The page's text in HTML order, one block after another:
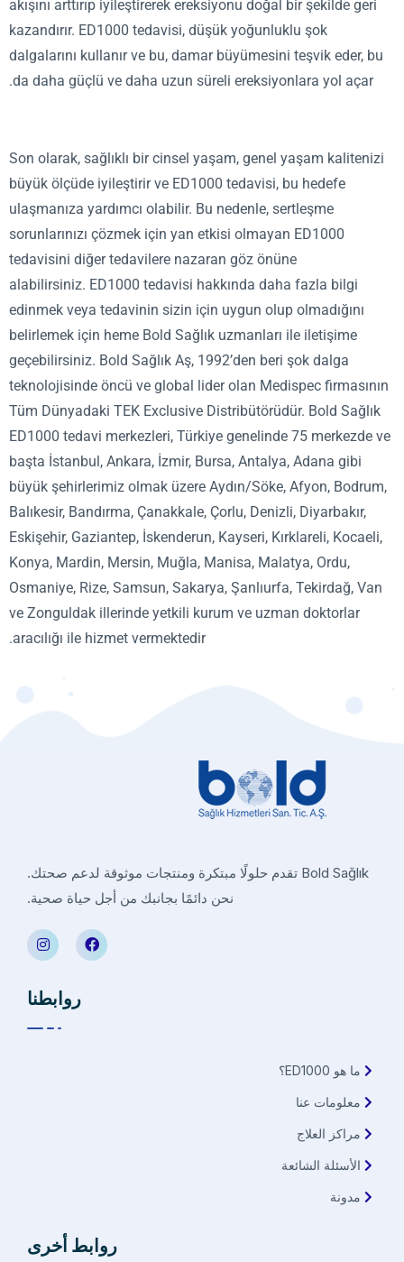
akışını arttırıp iyileştirerek ereksiyonu doğal bir şekilde
kazandırır. ED1000 tedavisi, düşük yoğunluklu şok
dalgalarını kullanır ve bu, damar büyümesini teşvik eder,
da daha güçlü ve daha uzun süreli ereksiyonlara yol
Son olarak, sağlıklı bir cinsel yaşam, genel yaşam
büyük ölçüde iyileştirir ve ED1000 tedavisi, bu hedefe
ulaşmanıza yardımcı olabilir. Bu nedenle, sertleşme
sorunlarınızı çözmek için yan etkisi olmayan ED1000
tedavisini diğer tedavilere nazaran göz önüne
alabilirsiniz.ED1000 tedavisi hakkında daha fazla bilgi
edinmek veya tedavinin sizin için uygun olup olmadığını
belirlemek için heme Bold Sağlık uzmanları ile iletişime
geçebilirsiniz. Bold Sağlık Aş, 1992’den beri şok dalga
teknolojisinde öncü ve global lider olan Medispec
Tüm Dünyadaki TEK Exclusive Distribütörüdür. Bold
ED1000 tedavi merkezleri, Türkiye genelinde 75
başta İstanbul, Ankara, İzmir, Bursa, Antalya, Adana gibi
büyük şehirlerimiz olmak üzere Aydın/Söke, Afyon,
Balıkesir, Bandırma, Çanakkale, Çorlu, Denizli, Diyarbakır,
Eskişehir, Gaziantep, İskenderun, Kayseri, Kırklareli,
Konya, Mardin, Mersin, Muğla, Manisa, Malatya, Ordu,
Osmaniye, Rize, Samsun, Sakarya, Şanlıurfa, Tekirdağ,
ve Zonguldak illerinde yetkili kurum ve uzman doktorlar
aracılığı ile hizmet vermektedir.
Bold Sağlık تقدم حلولًا مبتكرة ومنتجات موثوقة لدعم صحتك.
نحن دائمًا بجانبك من أجل حياة صحية.
روابطنا
ما هو ED1000؟
معلومات عنا
مراكز العلاج
الأسئلة الشائعة
مدونة
روابط أخرى